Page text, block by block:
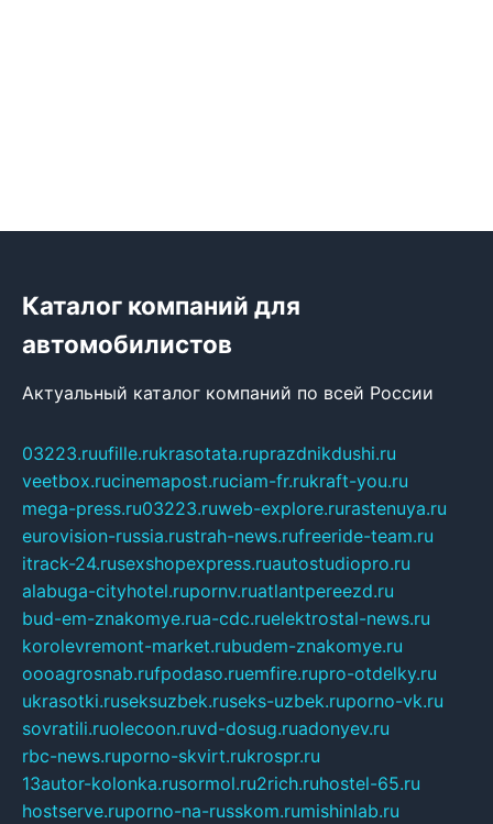
Каталог компаний для
автомобилистов
Актуальный каталог компаний по всей России
03223.ruufille.rukrasotata.ruprazdnikdushi.ru
veetbox.rucinemapost.ruciam-fr.rukraft-you.ru
mega-press.ru03223.ruweb-explore.rurastenuya.ru
eurovision-russia.rustrah-news.rufreeride-team.ru
itrack-24.rusexshopexpress.ruautostudiopro.ru
alabuga-cityhotel.rupornv.ruatlantpereezd.ru
bud-em-znakomye.rua-cdc.ruelektrostal-news.ru
korolevremont-market.rubudem-znakomye.ru
oooagrosnab.rufpodaso.ruemfire.rupro-otdelky.ru
ukrasotki.ruseksuzbek.ruseks-uzbek.ruporno-vk.ru
sovratili.ruolecoon.ruvd-dosug.ruadonyev.ru
rbc-news.ruporno-skvirt.rukrospr.ru
13autor-kolonka.rusormol.ru2rich.ruhostel-65.ru
hostserve.ruporno-na-russkom.rumishinlab.ru